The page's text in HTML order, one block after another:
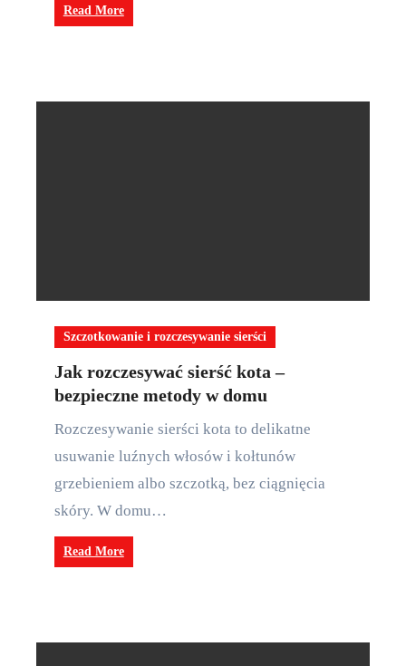
Read More
Szczotkowanie i rozczesywanie sierści
Jak rozczesywać sierść kota –
bezpieczne metody w domu
Rozczesywanie sierści kota to delikatne
usuwanie luźnych włosów i kołtunów
grzebieniem albo szczotką, bez ciągnięcia
skóry. W domu…
Read More